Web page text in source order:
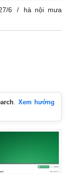
6
hà nội mưa
. Xem hướng